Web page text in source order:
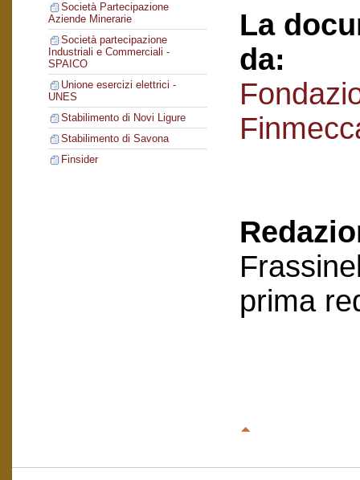
Società Partecipazione
Aziende Minerarie
Società partecipazione
Industriali e Commerciali -
SPAICO
Unione esercizi elettrici -
UNES
Stabilimento di Novi Ligure
Stabilimento di Savona
Finsider
La
da:
prima